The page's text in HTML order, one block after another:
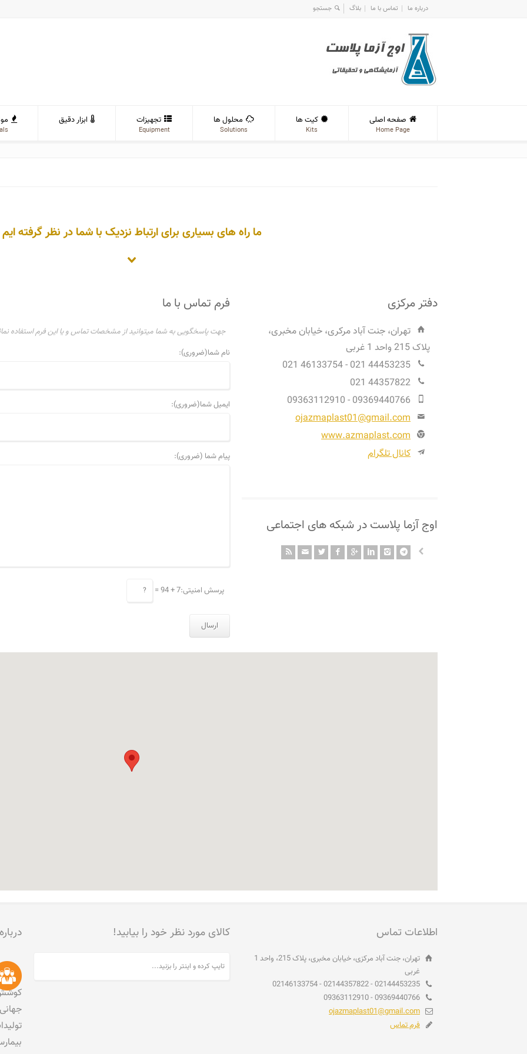
درباره ما تماس با ما بلاگ
صفحه اصلی
Home Page
کیت ها
Kits
محلول ها
Solutions
تجهیزات
Equipment
ابزار دقیق
ما راه های بسیاری برای ارتباط نزدیک با شما در نظر گرفته ایم
دفتر مرکزی
تهران، جنت آباد مرکری، خیابان مخبری،
پلاک 215 واحد 1 غربی
44453235 021 - 46133754 021
44357822 021
09369440766 - 09363112910
ojazmaplast01@gmail.com
www.azmaplast.com
کانال تلگرام
اوج آزما پلاست در شبکه های اجتماعی
فرم تماس با ما
جهت پاسخگویی به شما میتوانید از مشخصات تماس و یا این فرم استفاده
نام شما(ضروری):
ایمیل شما(ضروری):
پیام شما (ضروری):
پرسش امنیتی:7 + 94 =
اطلاعات تماس
تهران، جنت آباد مرکزی، خیابان مخبری، پلاک 215، واحد 1
غربی
02144453235 - 02144357822 - 02146133754
09369440766 - 09363112910
ojazmaplast01@gmail.com
فرم تماس
کالای مورد نظر خود را بیابید!